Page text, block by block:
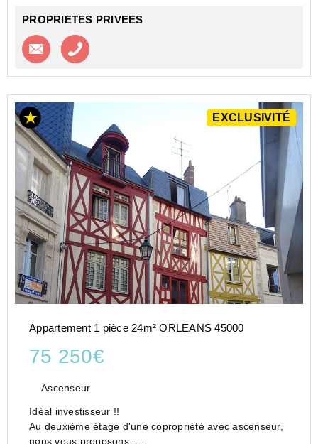
PROPRIETES PRIVEES
Contacter l'agence
EXCLUSIVITÉ
Appartement 1 pièce 24m² ORLEANS 45000
75 250€
Ascenseur
Idéal investisseur !!
Au deuxième étage d'une copropriété avec ascenseur,
nous vous proposons :